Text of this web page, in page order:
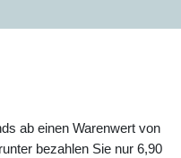
ab einen Warenwert von
bezahlen Sie nur 6,90